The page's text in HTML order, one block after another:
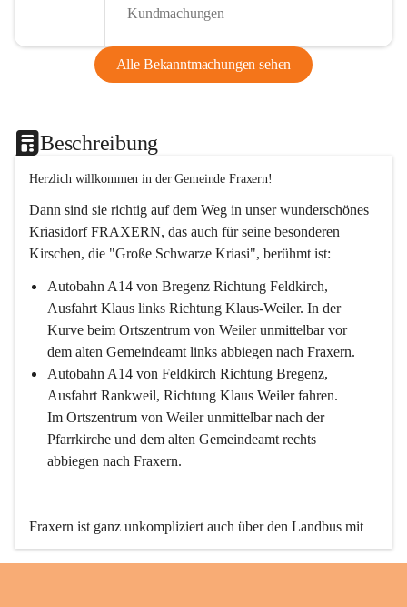
Kundmachungen
Alle Bekanntmachungen sehen
Beschreibung
Herzlich willkommen in der Gemeinde Fraxern!
Dann sind sie richtig auf dem Weg in unser wunderschönes
Kriasidorf FRAXERN, das auch für seine besonderen
Kirschen, die "Große Schwarze Kriasi", berühmt ist:
Autobahn A14 von Bregenz Richtung Feldkirch,
Ausfahrt Klaus links Richtung Klaus-Weiler. In der
Kurve beim Ortszentrum von Weiler unmittelbar vor
dem alten Gemeindeamt links abbiegen nach Fraxern.
Autobahn A14 von Feldkirch Richtung Bregenz,
Ausfahrt Rankweil, Richtung Klaus Weiler fahren.
Im Ortszentrum von Weiler unmittelbar nach der
Pfarrkirche und dem alten Gemeindeamt rechts
abbiegen nach Fraxern.
Fraxern ist ganz unkompliziert auch über den Landbus mit
den öffentlichen Verkehrsmitteln zu erreichen. Die Linie